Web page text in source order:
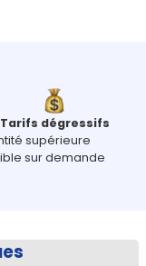
Tarifs dégressifs
supérieure
sur demande